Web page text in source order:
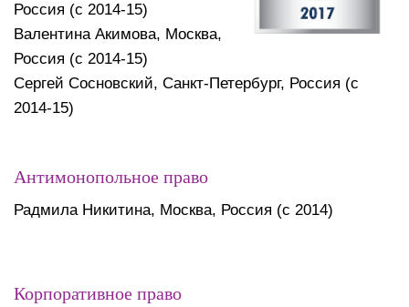
Россия (с 2014-15)
Валентина Акимова, Москва,
Россия (с 2014-15)
Сергей Сосновский, Санкт-Петербург, Россия (с
2014-15)
Антимонопольное право
Радмила Никитина, Москва, Россия (с 2014)
Корпоративное право